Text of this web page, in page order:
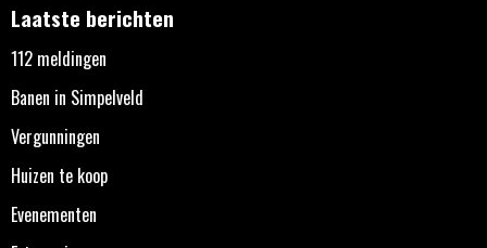
Laatste berichten
112 meldingen
Banen in Simpelveld
Vergunningen
Huizen te koop
Evenementen